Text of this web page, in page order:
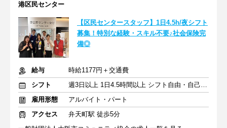
港区民センター
【区民センタースタッフ】1日4.5h/夜シフト
募集！特別な経験・スキル不要♪社会保険完
備◎
給与
時給1177円＋交通費
シフト
週3日以上 1日4.5時間以上 シフト自由・自己申告
雇用形態
アルバイト・パート
アクセス
弁天町駅 徒歩5分